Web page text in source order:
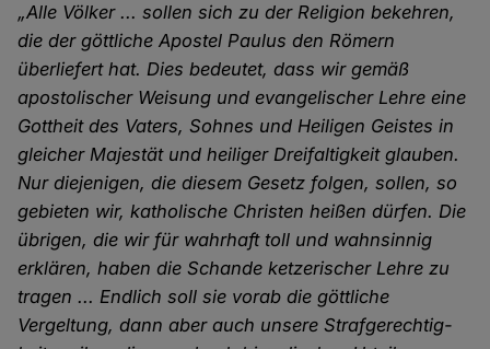
„Alle Völker ... sollen sich zu der Religion bekehren,
die der göttliche Apostel Paulus den Römern
überliefert hat. Dies bedeutet, dass wir gemäß
apostolischer Weisung und evangelischer Lehre eine
Gottheit des Vaters, Sohnes und Heiligen Geistes in
gleicher Majestät und heiliger Drei­­faltig­keit glauben.
Nur diejenigen, die diesem Gesetz folgen, sollen, so
gebieten wir, katholische Christen heißen dürfen. Die
übrigen, die wir für wahrhaft toll und wahnsinnig
erklären, haben die Schande ketzerischer Lehre zu
tragen ... Endlich soll sie vorab die göttliche
Vergeltung, dann aber auch unsere Straf­­gerechtig­